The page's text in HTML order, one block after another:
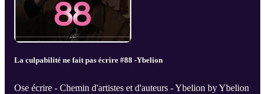
La culpabilité ne fait pas écrire #88 -Ybelion
Ose écrire - Chemin d'artistes et d'auteurs - Ybelion by Ybelion